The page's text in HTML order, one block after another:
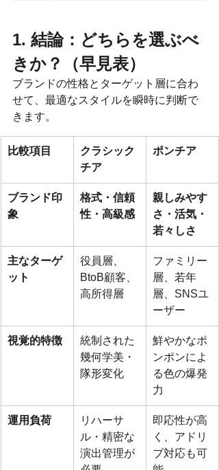
1. 結論：どちらを選ぶべ
きか？（早見表）
ブランドの性格とターゲット層に合わ
せて、最適なスタイルを瞬時に判断で
きます。
比較項目
クラシック
チア
ポンチア
ブランド印
象
格式・信頼
性・高級感
親しみやす
さ・活気・
若々しさ
主なターゲ
ット
役員層、
BtoB顧客、
高所得層
ファミリー
層、若年
層、SNSユ
ーザー
視覚的特徴
統制された
幾何学美・
隊形変化
鮮やかなポ
ンポンによ
る色の爆発
力
運用負荷
リハーサ
ル・精密な
演出管理が
即応性が高
く、アドリ
ブ対応も可